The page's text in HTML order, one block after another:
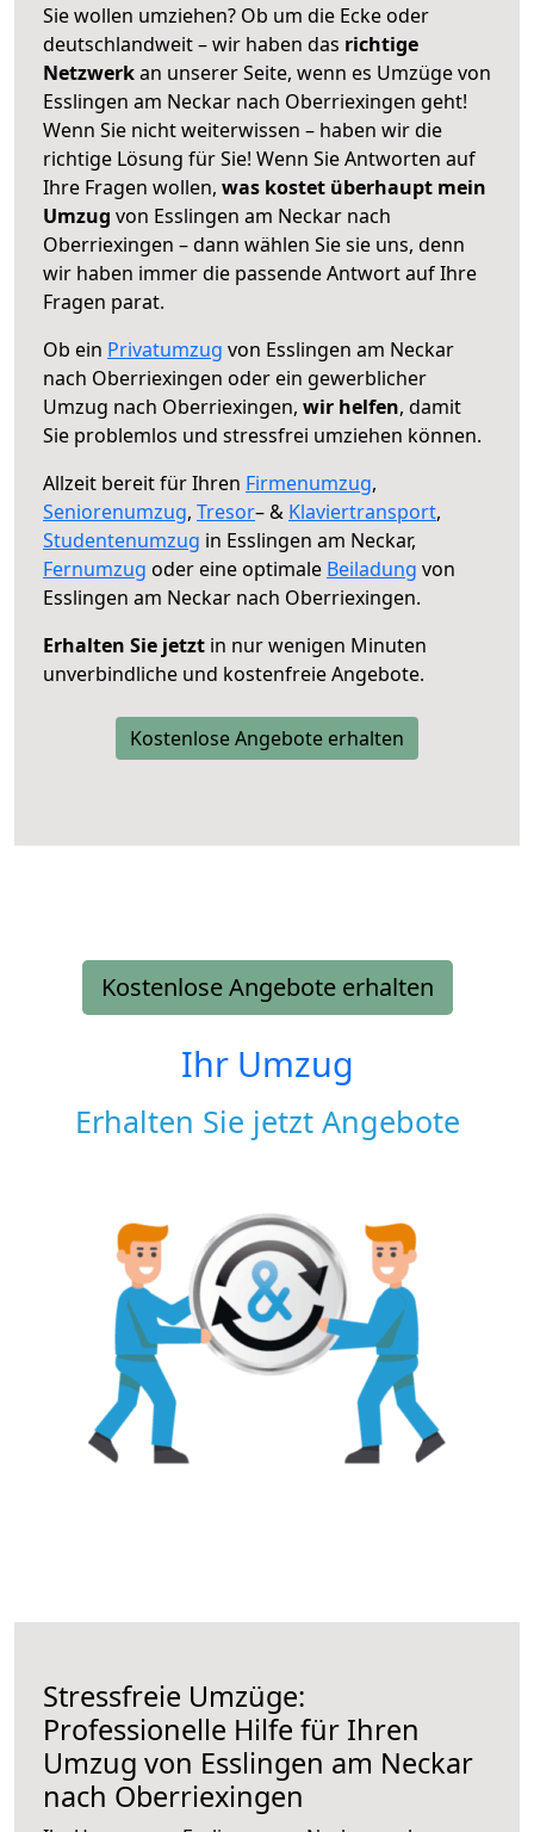
Sie wollen umziehen? Ob um die Ecke oder
deutschlandweit – wir haben das richtige
Netzwerkan unserer Seite, wenn es Umzüge von
Esslingen am Neckar nach Oberriexingen geht!
Wenn Sie nicht weiterwissen – haben wir die
richtige Lösung für Sie! Wenn Sie Antworten auf
Ihre Fragen wollen, was kostet überhaupt mein
Umzug von Esslingen am Neckar nach
Oberriexingen – dann wählen Sie sie uns, denn
wir haben immer die passende Antwort auf Ihre
Fragen parat.
Ob ein Privatumzug von Esslingen am Neckar
nach Oberriexingen oder ein gewerblicher
Umzug nach Oberriexingen, wir helfen, damit
Sie problemlos und stressfrei umziehen können.
Allzeit bereit für Ihren Firmenumzug,
Seniorenumzug, Tresor– & Klaviertransport,
Studentenumzug in Esslingen am Neckar,
Fernumzug oder eine optimale Beiladung von
Esslingen am Neckar nach Oberriexingen.
Erhalten Sie jetzt in nur wenigen Minuten
unverbindliche und kostenfreie Angebote.
Kostenlose Angebote erhalten
Kostenlose Angebote erhalten
Ihr Umzug
Erhalten Sie jetzt Angebote
Stressfreie Umzüge:
Professionelle Hilfe für Ihren
Umzug von Esslingen am Neckar
nach Oberriexingen